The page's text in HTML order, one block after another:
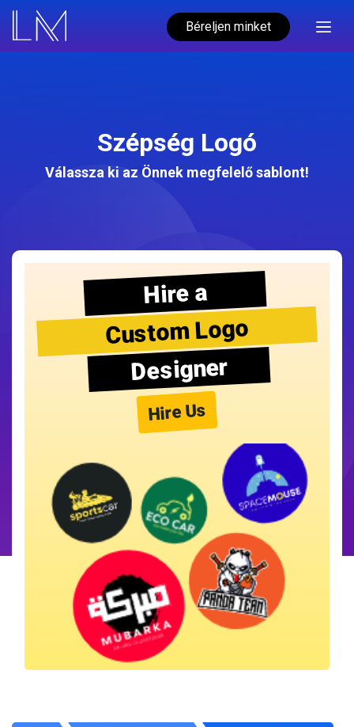
Béreljen minket
Szépség Logó
Válassza ki az Önnek megfelelő sablont!
Hire a
Custom Logo
Designer
Hire Us